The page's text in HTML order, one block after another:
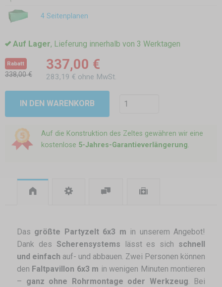
4 Seitenplanen
Auf Lager, Lieferung innerhalb von 3 Werktagen
Rabatt
338,00 €
337,00 €
283,19 € ohne MwSt.
IN DEN WARENKORB
Auf die Konstruktion des Zeltes gewähren wir eine
kostenlose 5-Jahres-Garantieverlängerung.
Das größte Partyzelt 6x3 m in unserem Angebot!
Dank des Scherensystems lässt es sich schnell
und einfach auf- und abbauen. Zwei Personen können
den Faltpavillon 6x3 m in wenigen Minuten montieren
– ganz ohne Rohrmontage oder Werkzeug. Bei